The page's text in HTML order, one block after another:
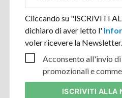
Cliccando su "ISCRIVITI
dichiaro di aver letto l'
voler ricevere la Newsletter.
Acconsento all'invio
promozionali e
ISCRIVITI ALLA